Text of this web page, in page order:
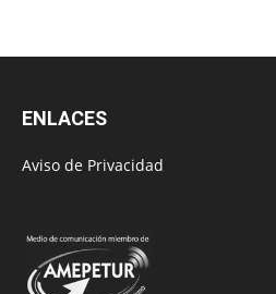
ENLACES
Aviso de Privacidad